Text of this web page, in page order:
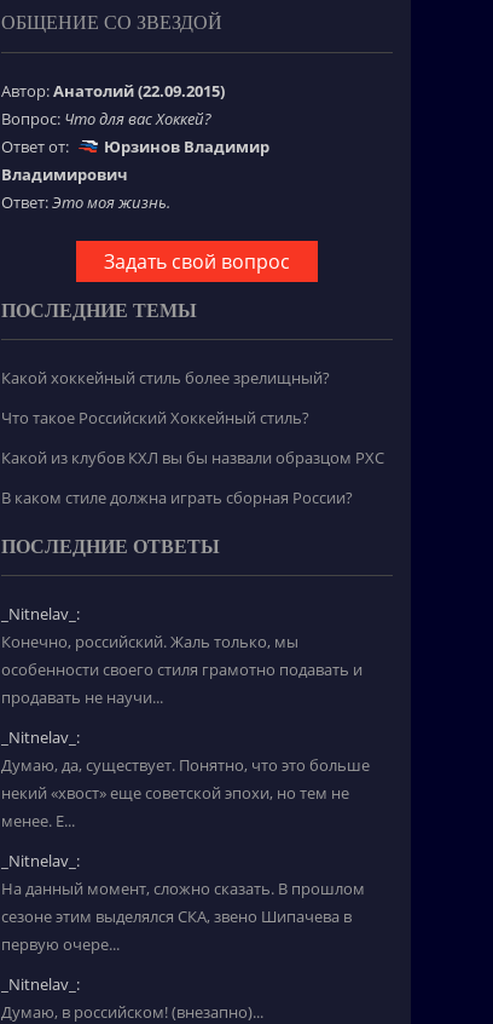
ОБЩЕНИЕ СО ЗВЕЗДОЙ
Автор:Анатолий (22.09.2015)
Вопрос: Что для вас Хоккей?
Ответ от:
Юрзинов Владимир
Владимирович
Ответ:Это моя жизнь.
Задать свой вопрос
ПОСЛЕДНИЕ ТЕМЫ
Какой хоккейный стиль более зрелищный?
Что такое Российский Хоккейный стиль?
Какой из клубов КХЛ вы бы назвали образцом РХС
В каком стиле должна играть сборная России?
ПОСЛЕДНИЕ ОТВЕТЫ
_Nitnelav_:
Конечно, российский. Жаль только, мы
особенности своего стиля грамотно подавать и
продавать не научи...
_Nitnelav_:
Думаю, да, существует. Понятно, что это больше
некий «хвост» еще советской эпохи, но тем не
менее. Е...
_Nitnelav_:
На данный момент, сложно сказать. В прошлом
сезоне этим выделялся СКА, звено Шипачева в
первую очере...
_Nitnelav_:
Думаю, в российском! (внезапно)...